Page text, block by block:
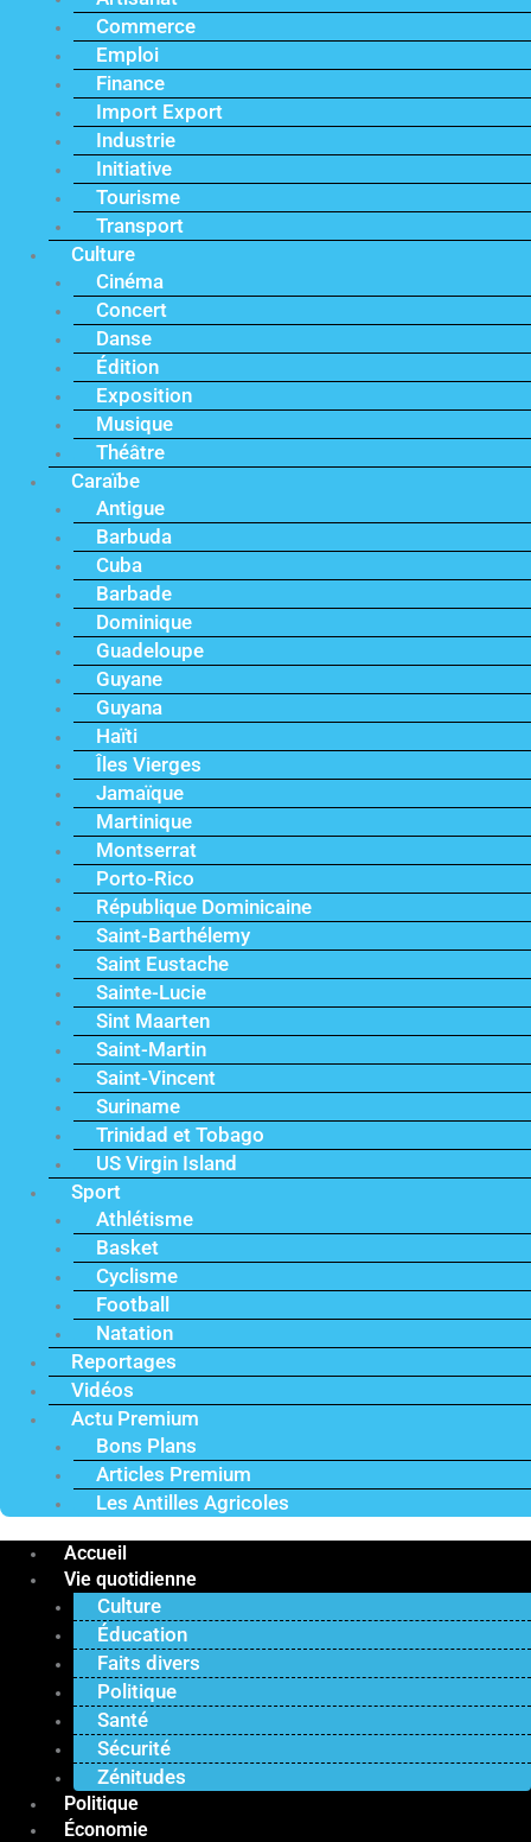
Commerce
Emploi
Finance
Import Export
Industrie
Initiative
Tourisme
Transport
Culture
Cinéma
Concert
Danse
Édition
Exposition
Musique
Théâtre
Caraïbe
Antigue
Barbuda
Cuba
Barbade
Dominique
Guadeloupe
Guyane
Guyana
Haïti
Îles Vierges
Jamaïque
Martinique
Montserrat
Porto-Rico
République Dominicaine
Saint-Barthélemy
Saint Eustache
Sainte-Lucie
Sint Maarten
Saint-Martin
Saint-Vincent
Suriname
Trinidad et Tobago
US Virgin Island
Sport
Athlétisme
Basket
Cyclisme
Football
Natation
Reportages
Vidéos
Actu Premium
Bons Plans
Articles Premium
Les Antilles Agricoles
Accueil
Vie quotidienne
Culture
Éducation
Faits divers
Politique
Santé
Sécurité
Zénitudes
Politique
Économie